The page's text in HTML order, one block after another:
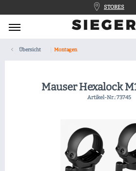
STORES
Übersicht Montagen
Mauser Hexalock
Artikel-Nr.:73745